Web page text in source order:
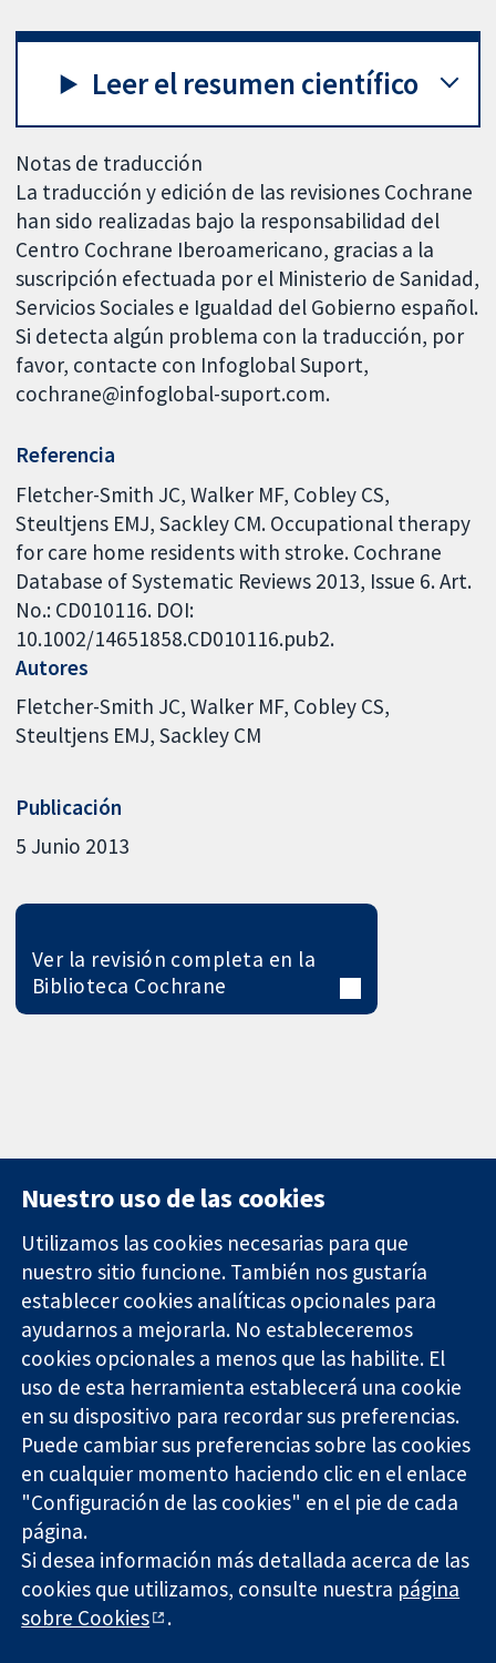
Leer el resumen científico
Notas de traducción
La traducción y edición de las revisiones Cochrane
han sido realizadas bajo la responsabilidad del
Centro Cochrane Iberoamericano, gracias a la
suscripción efectuada por el Ministerio de Sanidad,
Servicios Sociales e Igualdad del Gobierno español.
Si detecta algún problema con la traducción, por
favor, contacte con Infoglobal Suport,
cochrane@infoglobal-suport.com.
Referencia
Fletcher-Smith JC, Walker MF, Cobley CS,
Steultjens EMJ, Sackley CM. Occupational therapy
for care home residents with stroke. Cochrane
Database of Systematic Reviews 2013, Issue 6. Art.
No.: CD010116. DOI:
10.1002/14651858.CD010116.pub2.
Autores
Fletcher-Smith JC Walker MF Cobley CS
Steultjens EMJ Sackley CM
Publicación
5 Junio 2013
Ver la revisión completa en la
Biblioteca Cochrane
Evidencia fiable.
Decisiones
informadas.
Mejor salud.
11-13 Cavendish
Square
Londres
W1G 0AN
Reino Unido
Contacto
Noticias
Prensa
Sobre
nosotros
Empleo
Cochrane
Library
The Cochrane Collaboration is a charity (no. 1045921) and a
company limited by guarantee (no. 03044323) registered in
England & Wales. VAT registration number GB 718 2127 49.
Copyright © 2026 The Cochrane Collaboration
Nuestro uso de las cookies
Utilizamos las cookies necesarias para que
nuestro sitio funcione. También nos gustaría
establecer cookies analíticas opcionales para
ayudarnos a mejorarla. No estableceremos
cookies opcionales a menos que las habilite. El
uso de esta herramienta establecerá una cookie
en su dispositivo para recordar sus preferencias.
Puede cambiar sus preferencias sobre las cookies
en cualquier momento haciendo clic en el enlace
"Configuración de las cookies" en el pie de cada
página.
Si desea información más detallada acerca de las
cookies que utilizamos, consulte nuestra página
sobre Cookies
.